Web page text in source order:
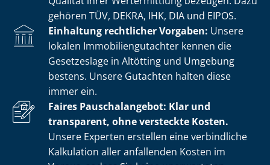
gehören TÜV, DEKRA, IHK, DIA und EIPOS.
Einhaltung rechtlicher Vorgaben: Unsere
lokalen Im­mo­bi­li­en­gut­ach­ter kennen die
Gesetzeslage in Altötting und Umgebung
bestens. Unsere Gutachten halten diese
immer ein.
Faires Pauschalangebot: Klar und
transparent, ohne versteckte Kosten.
Unsere Experten erstellen eine verbindliche
Kalkulation aller anfallenden Kosten im